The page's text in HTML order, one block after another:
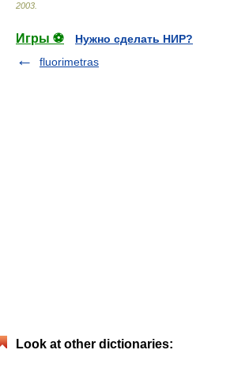
2003
Игры ⚽
Нужно сделать НИР?
fluorimetras
Look at other dictionaries: